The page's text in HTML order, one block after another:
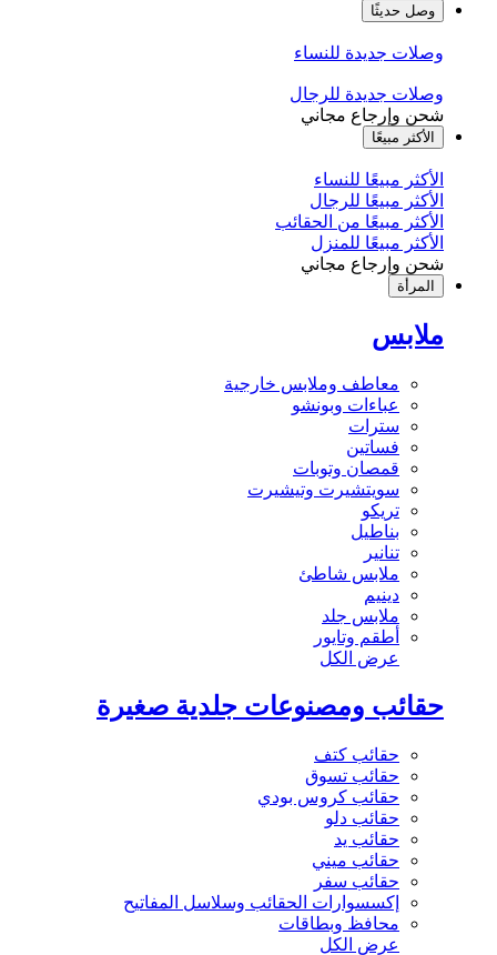
وصل حديثًا
وصلات جديدة للنساء
وصلات جديدة للرجال
شحن وإرجاع مجاني
الأكثر مبيعًا
الأكثر مبيعًا للنساء
الأكثر مبيعًا للرجال
الأكثر مبيعًا من الحقائب
الأكثر مبيعًا للمنزل
شحن وإرجاع مجاني
المرأة
ملابس
معاطف وملابس خارجية
عباءات وبونشو
سترات
فساتين
قمصان وتوبات
سويتشيرت وتيشيرت
تريكو
بناطيل
تنانير
ملابس شاطئ
دينيم
ملابس جلد
أطقم وتايور
عرض الكل
حقائب ومصنوعات جلدية صغيرة
حقائب كتف
حقائب تسوق
حقائب كروس بودي
حقائب دلو
حقائب يد
حقائب ميني
حقائب سفر
إكسسوارات الحقائب وسلاسل المفاتيح
محافظ وبطاقات
عرض الكل